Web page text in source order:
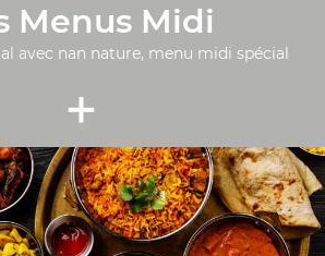
Menus Midi
avec nan nature, menu midi spécial
+